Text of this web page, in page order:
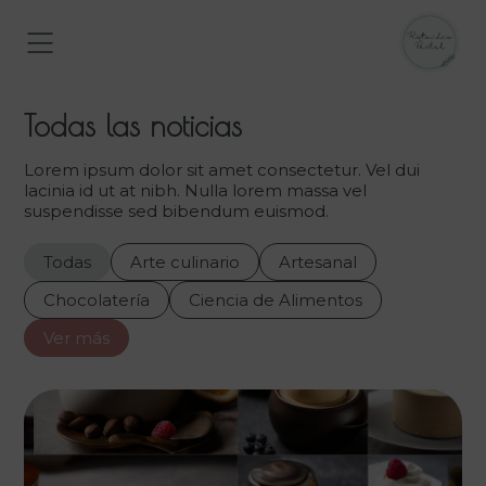
Todas las noticias
Lorem ipsum dolor sit amet consectetur. Vel dui
lacinia id ut at nibh. Nulla lorem massa vel
suspendisse sed bibendum euismod.
Todas Arte culinario
Artesanal
Chocolatería
Ciencia de Alimentos
Ver más